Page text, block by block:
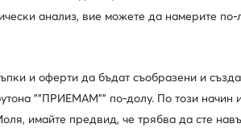
Сребрист
GINO ROSSI
анализ, вие можете да намерите по-
и оферти да бъдат съобразени и
""ПРИЕМАМ"" по-долу. По този начин
имайте предвид, че трябва да сте